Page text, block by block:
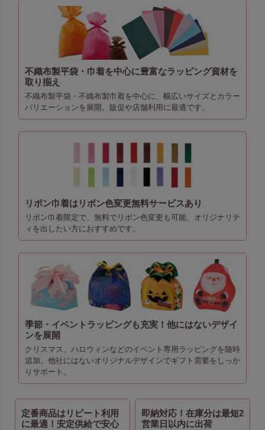
不織布製平袋・巾着を中心に豊富なラッピング資材を
取り揃え
不織布製平袋・不織布製巾着を中心に、幅広いサイズとカラー
バリエーションを展開。販促や店舗利用に最適です。
リボン巾着はリボン色変更無料サービスあり
リボン巾着限定で、無料でリボン色変更も可能。オリジナリテ
ィを出したい方におすすめです。
季節・イベントラッピングも充実！他にはないデザイ
ンを展開
クリスマス、ハロウィンなどのイベント専用ラッピングを随時
追加。他社にはないオリジナルデザインでギフト需要をしっか
りサポート。
定番商品はリピート利用
に最適！安定供給で安心
即納対応！在庫分は最短2
営業日以内に出荷